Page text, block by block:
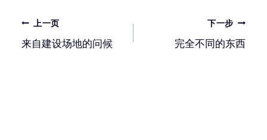
文
章
上一页
来自建设场地的问候
下一步
完全不同的东西